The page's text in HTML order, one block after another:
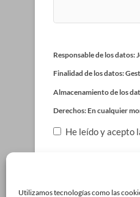
Utilizamos tecnologías como las
Responsable de los datos:
Finalidad de los datos:
Almacenamiento de los
Derechos: En cualquier
He leído y acepto